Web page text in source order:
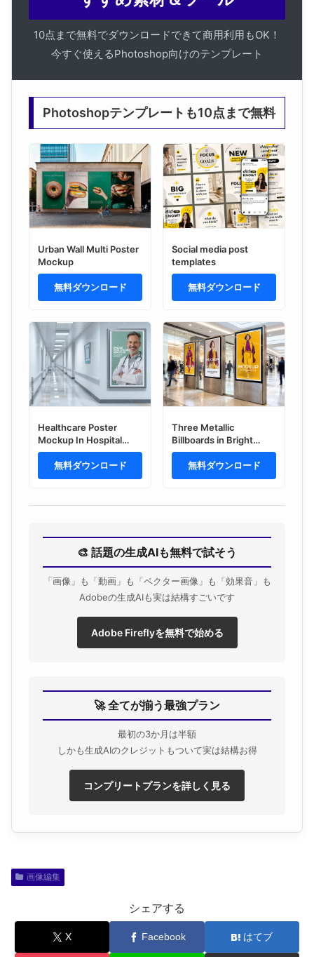
10点まで無料でダウンロードできて商用利用もOK！
今すぐ使えるPhotoshop向けのテンプレート
Photoshopテンプレートも10点まで無料
Urban Wall Multi Poster
Mockup
無料ダウンロード
Social media post
templates
無料ダウンロード
Healthcare Poster
Mockup In Hospital
Corridor PSD
無料ダウンロード
Three Metallic
Billboards in Bright
Shopping Center
Interior Mockup
無料ダウンロード
🎨 話題の生成AIも無料で試そう
「画像」も「動画」も「ベクター画像」も「効果音」も
Adobeの生成AIも実は結構すごいです
Adobe Fireflyを無料で始める
🚀 全てが揃う最強プラン
最初の3か月は半額
しかも生成AIのクレジットもついて実は結構お得
コンプリートプランを詳しく見る
画像編集
シェアする
X Facebook はてブ